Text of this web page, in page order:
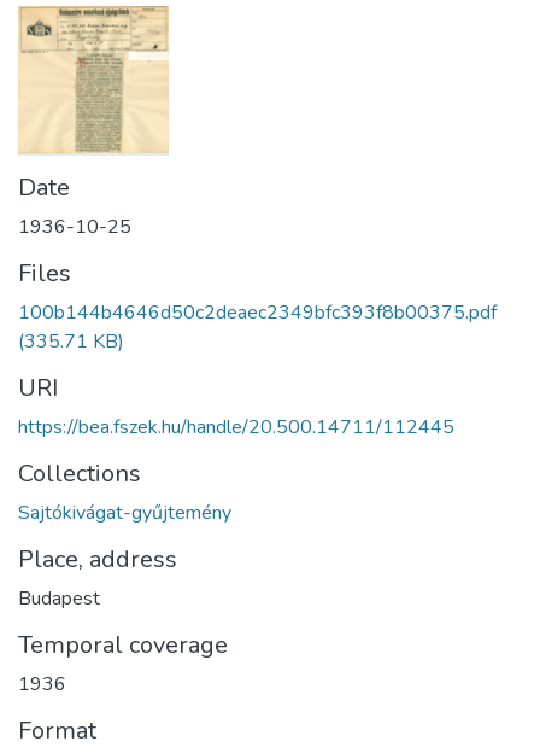
Date
1936-10-25
Files
100b144b4646d50c2deaec2349bfc393f8b00375.pdf
(335.71 KB)
URI
https://bea.fszek.hu/handle/20.500.14711/112445
Collections
Sajtókivágat-gyűjtemény
Place, address
Budapest
Temporal coverage
1936
Format